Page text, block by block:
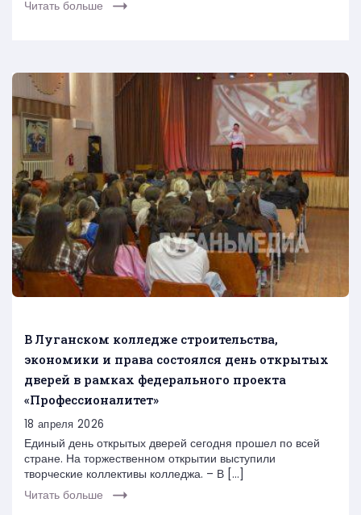
Читать больше
В Луганском колледже строительства,
экономики и права состоялся день открытых
дверей в рамках федерального проекта
«Профессионалитет»
18 апреля 2026
Единый день открытых дверей сегодня прошел по всей
стране. На торжественном открытии выступили
творческие коллективы колледжа. – В […]
Читать больше